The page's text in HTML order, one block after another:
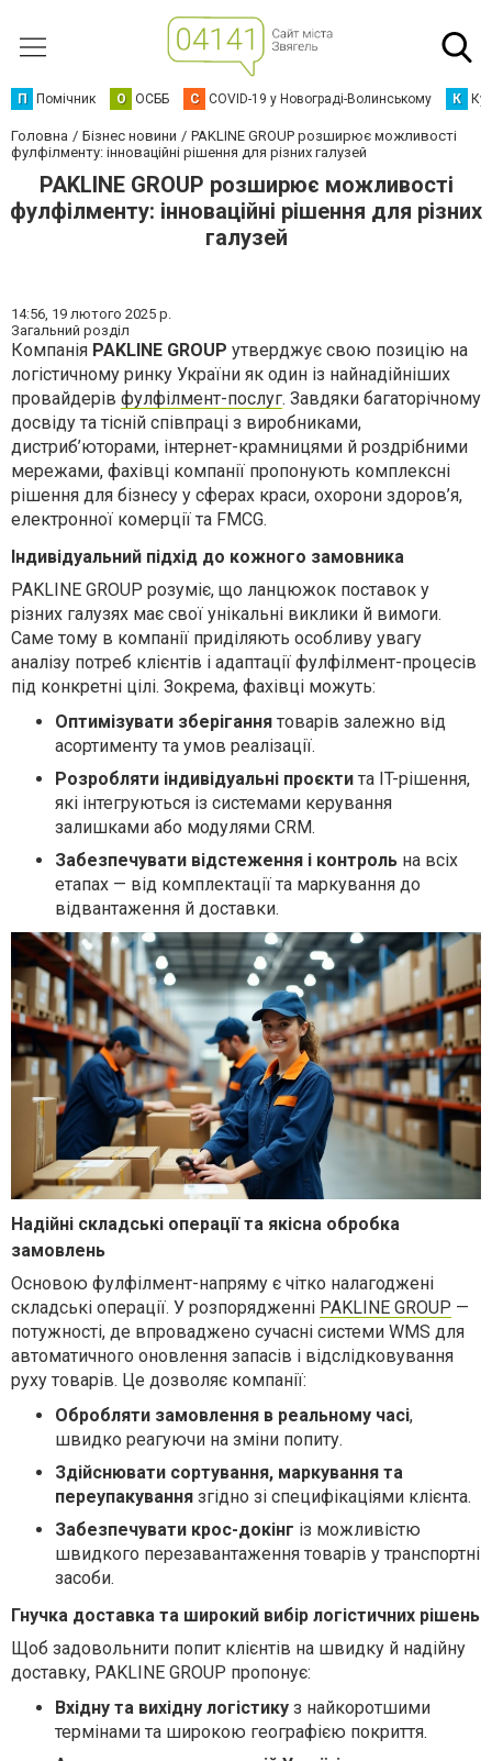
П Помічник О ОСББ C COVID-19 у Новограді-Волинському К
Головна Бізнес новини
PAKLINE GROUP розширює можливості
фулфілменту: інноваційні рішення для різних галузей
PAKLINE GROUP розширює можливості
фулфілменту: інноваційні рішення для різних
галузей
14:56, 19 лютого 2025 р.
Загальний розділ
Компанія PAKLINE GROUP утверджує свою позицію на
логістичному ринку України як один із найнадійніших
провайдерів фулфілмент-послуг. Завдяки багаторічному
досвіду та тісній співпраці з виробниками,
дистриб’юторами, інтернет-крамницями й роздрібними
мережами, фахівці компанії пропонують комплексні
рішення для бізнесу у сферах краси, охорони здоров’я,
електронної комерції та FMCG.
Індивідуальний підхід до кожного замовника
PAKLINE GROUP розуміє, що ланцюжок поставок у
різних галузях має свої унікальні виклики й вимоги.
Саме тому в компанії приділяють особливу увагу
аналізу потреб клієнтів і адаптації фулфілмент-процесів
під конкретні цілі. Зокрема, фахівці можуть:
Оптимізувати зберігання товарів залежно від
асортименту та умов реалізації.
Розробляти індивідуальні проєкти та IT-рішення,
які інтегруються із системами керування
залишками або модулями CRM.
Забезпечувати відстеження і контроль на всіх
етапах — від комплектації та маркування до
відвантаження й доставки.
Надійні складські операції та якісна обробка
замовлень
Основою фулфілмент-напряму є чітко налагоджені
складські операції. У розпорядженні PAKLINE GROUP —
потужності, де впроваджено сучасні системи WMS для
автоматичного оновлення запасів і відслідковування
руху товарів. Це дозволяє компанії:
Обробляти замовлення в реальному часі,
швидко реагуючи на зміни попиту.
Здійснювати сортування, маркування та
переупакування згідно зі специфікаціями клієнта.
Забезпечувати крос-докінг із можливістю
швидкого перезавантаження товарів у транспортні
засоби.
Гнучка доставка та широкий вибір логістичних рішень
Щоб задовольнити попит клієнтів на швидку й надійну
доставку, PAKLINE GROUP пропонує:
Вхідну та вихідну логістику з найкоротшими
термінами та широкою географією покриття.